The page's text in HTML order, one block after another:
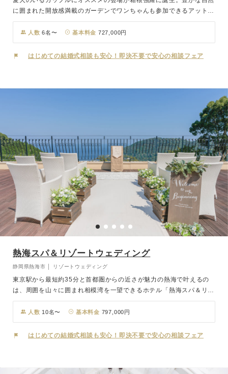
に囲まれた開放感満載のガーデンでワンちゃんも参加できるアットホ
ームな結婚式が叶います。「ペットと泊まれるお宿」として数々の受
賞経験がある「箱根強羅グアムドックホテル」を一棟貸切できるの
で、ご家族とワンちゃんとの特別な時間をゆっくりとご堪能いただけ
るのもポイント！結婚式だけでなく、お食事から宿泊まで贅沢に一日
人数 6名〜 基本料金 727,000円
はじめての結婚式相談も安心！即決不要で安心の相談フェア
熱海スパ＆リゾートウェディング
静岡県熱海市 │ リゾートウェディング
東京駅から最短約35分と首都圏からの近さが魅力の熱海で叶えるの
は、周囲を山々に囲まれ相模湾を一望できるホテル「熱海スパ＆リゾ
ート」での開放感に満ち溢れたウッドデッキテラスウエディング。
最大18名様のご宿泊付きのこのプランは、何といってもホテル一棟
を貸し切れるのが魅力。 大切なゲスト様との特別で楽しい1泊2日を
過ごせること間違いありません。 雨が降っても施設内で対応可能な
人数 10名〜 基本料金 797,000円
はじめての結婚式相談も安心！即決不要で安心の相談フェア